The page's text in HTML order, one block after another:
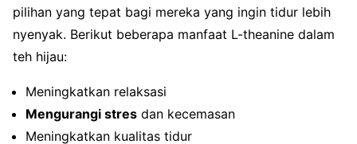
pilihan yang tepat bagi mereka yang ingin tidur lebih
nyenyak. Berikut beberapa manfaat L-theanine dalam
teh hijau:
Meningkatkan relaksasi
Mengurangi stres dan kecemasan
Meningkatkan kualitas tidur